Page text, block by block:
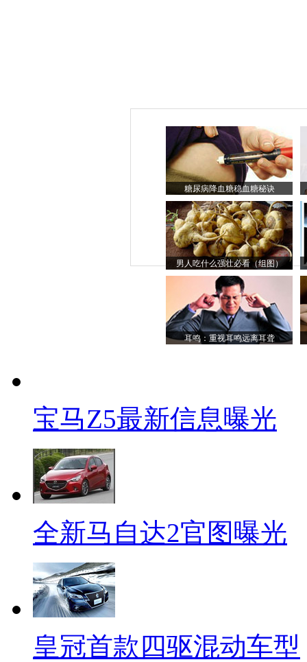
糖尿病降血糖稳血糖秘诀
男人吃什么强壮必看（组图）
耳鸣：重视耳鸣远离耳聋
宝马Z5最新信息曝光
全新马自达2官图曝光
皇冠首款四驱混动车型